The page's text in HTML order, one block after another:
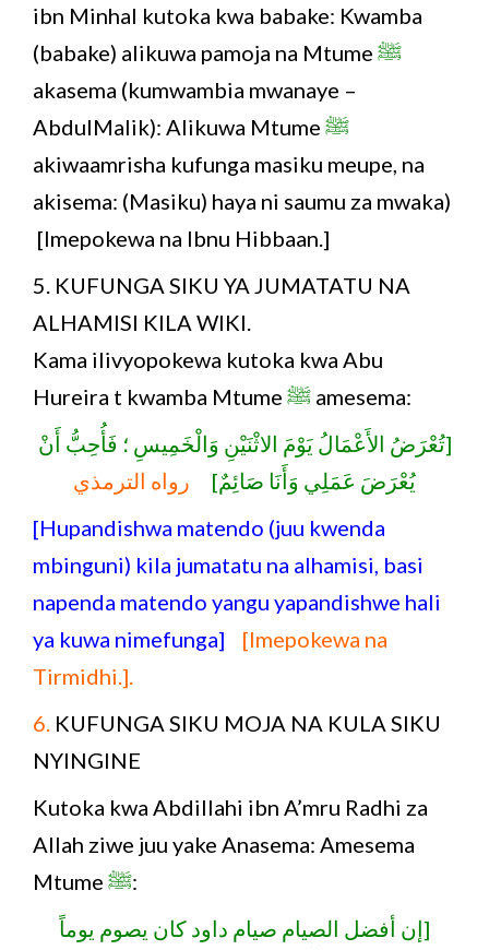
ibn Minhal kutoka kwa babake: Kwamba
(babake) alikuwa pamoja na Mtume ﷺ
akasema (kumwambia mwanaye –
AbdulMalik): Alikuwa Mtume ﷺ
akiwaamrisha kufunga masiku meupe, na
akisema: (Masiku) haya ni saumu za mwaka)
[Imepokewa na Ibnu Hibbaan.]
5. KUFUNGA SIKU YA JUMATATU NA
ALHAMISI KILA WIKI.
Kama ilivyopokewa kutoka kwa Abu
Hureira t kwamba Mtume ﷺ amesema:
[تُعْرَضُ الأَعْمَالُ يَوْمَ الاثْنَيْنِ وَالْخَمِيسِ ؛ فَأُحِبُّ أَنْ
يُعْرَضَ عَمَلِي وَأَنَا صَائِمٌ]
رواه الترمذي
[Hupandishwa matendo (juu kwenda
mbinguni) kila jumatatu na alhamisi, basi
napenda matendo yangu yapandishwe hali
ya kuwa nimefunga] [Imepokewa na
Tirmidhi.].
6. KUFUNGA SIKU MOJA NA KULA SIKU
NYINGINE
Kutoka kwa Abdillahi ibn A’mru Radhi za
Allah ziwe juu yake Anasema: Amesema
Mtume ﷺ:
[إن أفضل الصيام صيام داود كان يصوم يوماً